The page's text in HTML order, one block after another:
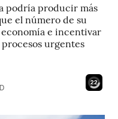
podría producir más
el número de su
e incentivar
urgentes
20